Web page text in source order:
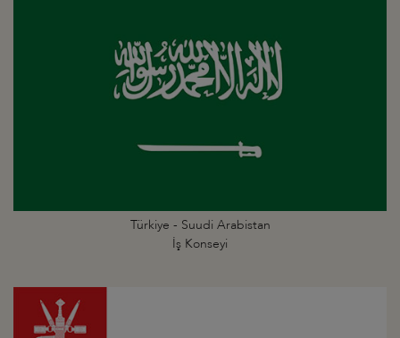
Türkiye - Suudi Arabistan
İş Konseyi